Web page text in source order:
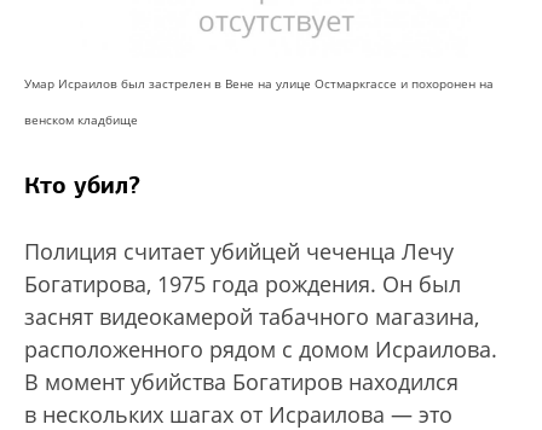
Умар Исраилов был застрелен в Вене на улице Остмаркгассе и похоронен на
венском кладбище
Кто убил?
Полиция считает убийцей чеченца Лечу
Богатирова, 1975 года рождения. Он был
заснят видеокамерой табачного магазина,
расположенного рядом с домом Исраилова.
В момент убийства Богатиров находился
в нескольких шагах от Исраилова — это